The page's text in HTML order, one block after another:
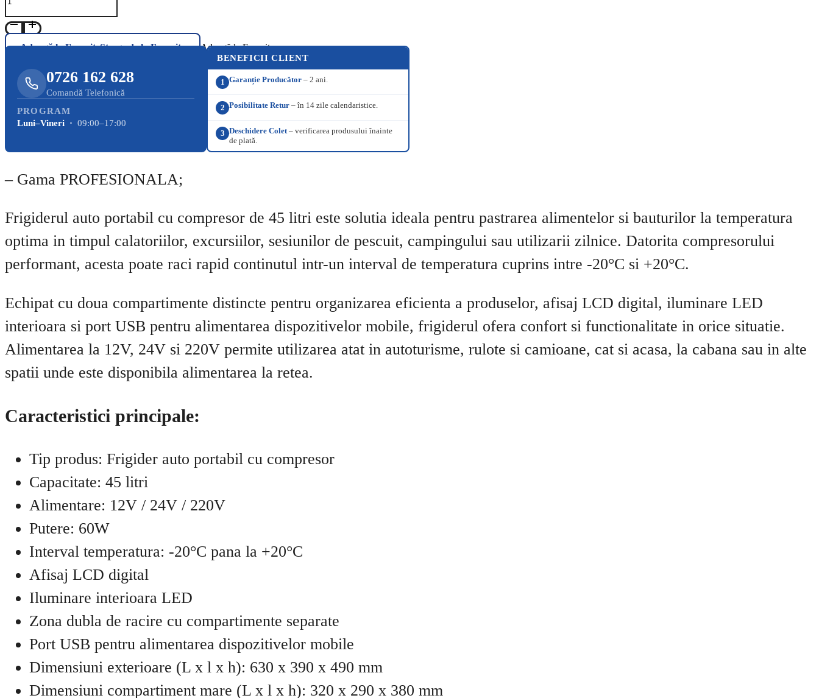
Adaugă la FavoriteȘterge de la Favorite Adaugă la Favorite
0726 162 628
Comandă Telefonică
PROGRAM
Luni–Vineri · 09:00–17:00
BENEFICII CLIENT
1 Garanție Producător – 2 ani.
2 Posibilitate Retur – în 14 zile calendaristice.
3 Deschidere Colet– verificarea produsului înainte
de plată.
– Gama PROFESIONALA;
Frigiderul auto portabil cu compresor de 45 litri este solutia ideala pentru pastrarea alimentelor si bauturilor la temperatura
optima in timpul calatoriilor, excursiilor, sesiunilor de pescuit, campingului sau utilizarii zilnice. Datorita compresorului
performant, acesta poate raci rapid continutul intr-un interval de temperatura cuprins intre -20°C si +20°C.
Echipat cu doua compartimente distincte pentru organizarea eficienta a produselor, afisaj LCD digital, iluminare LED
interioara si port USB pentru alimentarea dispozitivelor mobile, frigiderul ofera confort si functionalitate in orice situatie.
Alimentarea la 12V, 24V si 220V permite utilizarea atat in autoturisme, rulote si camioane, cat si acasa, la cabana sau in alte
spatii unde este disponibila alimentarea la retea.
Caracteristici principale:
Tip produs: Frigider auto portabil cu compresor
Capacitate: 45 litri
Alimentare: 12V / 24V / 220V
Putere: 60W
Interval temperatura: -20°C pana la +20°C
Afisaj LCD digital
Iluminare interioara LED
Zona dubla de racire cu compartimente separate
Port USB pentru alimentarea dispozitivelor mobile
Dimensiuni exterioare (L x l x h): 630 x 390 x 490 mm
Dimensiuni compartiment mare (L x l x h): 320 x 290 x 380 mm